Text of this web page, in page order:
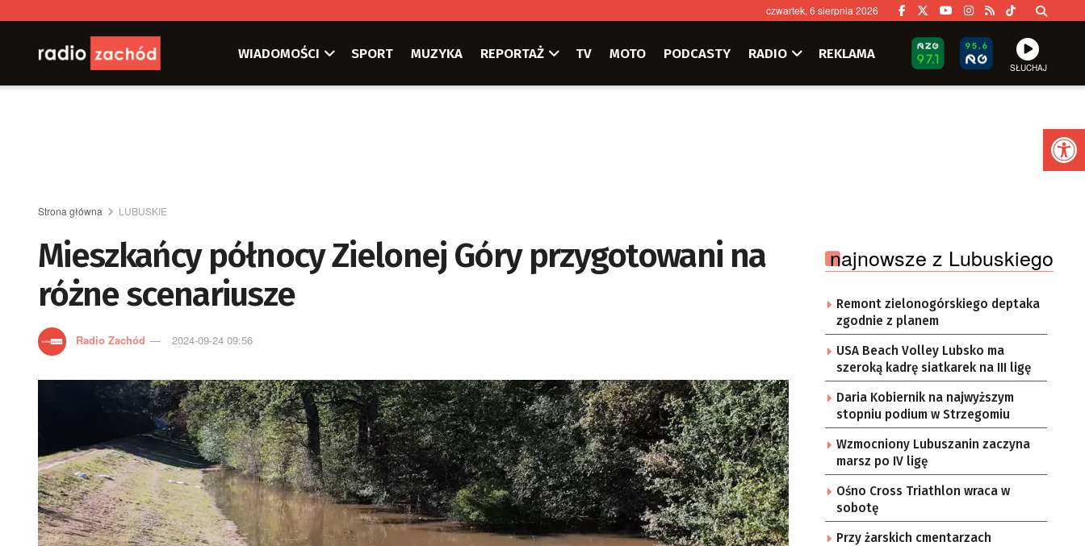
czwartek, 6 sierpnia 2026
WIADOMOŚCI SPORT MUZYKA REPORTAŻ TV MOTO PODCASTY RADIO REKLAMA
SŁUCHAJ
Strona główna LUBUSKIE
Mieszkańcy północy Zielonej Góry przygotowani na
różne scenariusze
Radio Zachód 2024-09-24 09:56
najnowsze z Lubuskiego
Remont zielonogórskiego deptaka
zgodnie z planem
USA Beach Volley Lubsko ma
szeroką kadrę siatkarek na III ligę
Daria Kobiernik na najwyższym
stopniu podium w Strzegomiu
Wzmocniony Lubuszanin zaczyna
marsz po IV ligę
Ośno Cross Triathlon wraca w
sobotę
Przy żarskich cmentarzach